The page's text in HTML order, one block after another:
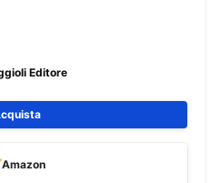
sull’AI generativa:
e sicuro
con i modelli, costruire
gli output, anche in contesti
Editore
Amazon